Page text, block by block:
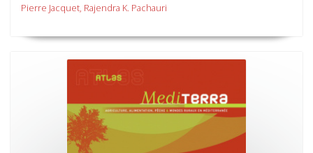
Pierre Jacquet, Rajendra K. Pachauri